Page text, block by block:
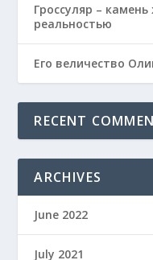
Гроссуляр –
реальностью
Его величество
RECENT
ARCHIVES
June 2022
July 2021